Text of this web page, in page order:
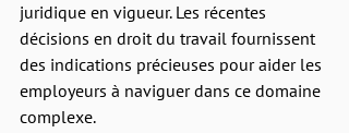
juridique en vigueur. Les récentes
décisions en droit du travail fournissent
des indications précieuses pour aider les
employeurs à naviguer dans ce domaine
complexe.